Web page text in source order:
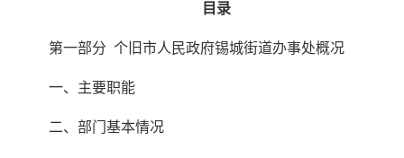
目录
第一部分 个旧市人民政府锡城街道办事处概况
一、主要职能
二、部门基本情况